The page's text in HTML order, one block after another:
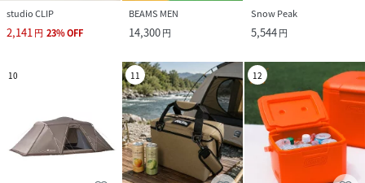
studio CLIP
2,141円 23%OFF
BEAMS MEN
14,300円
Snow Peak
5,544円
10 11 12